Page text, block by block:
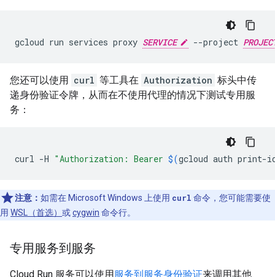
gcloud run services proxy SERVICE --project
您还可以使用 curl 等工具在 Authorization 标头中传
递身份验证令牌，从而在不使用代理的情况下测试专用服
务：
curl -H "Authorization: Bearer $(gcloud auth print-
注意： 如需在 Microsoft Windows 上使用 curl 命令，您可能需要使
用 WSL（首选） 或cygwin 命令行。
专用服务到服务
Cloud Run 服务可以使用服务到服务身份验证来调用其他